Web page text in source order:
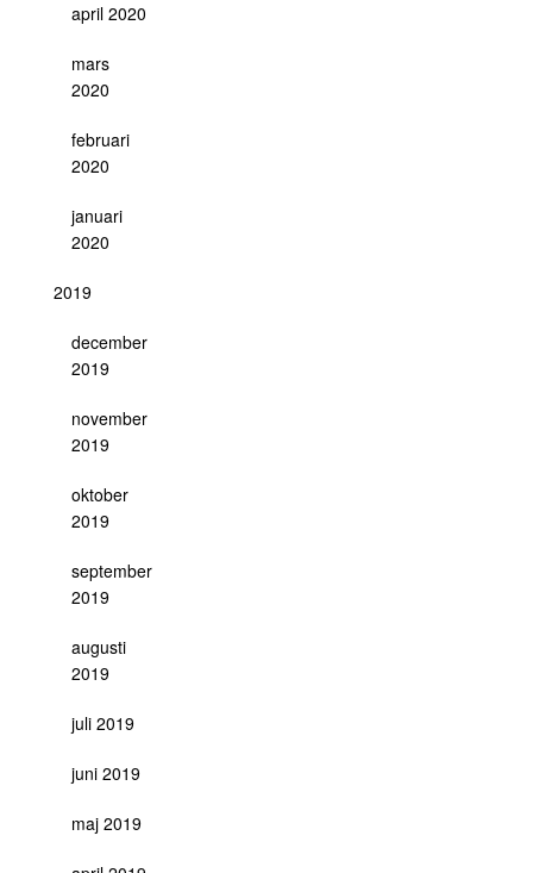
april 2020
mars
2020
februari
2020
januari
2020
2019
december
2019
november
2019
oktober
2019
september
2019
augusti
2019
juli 2019
juni 2019
maj 2019